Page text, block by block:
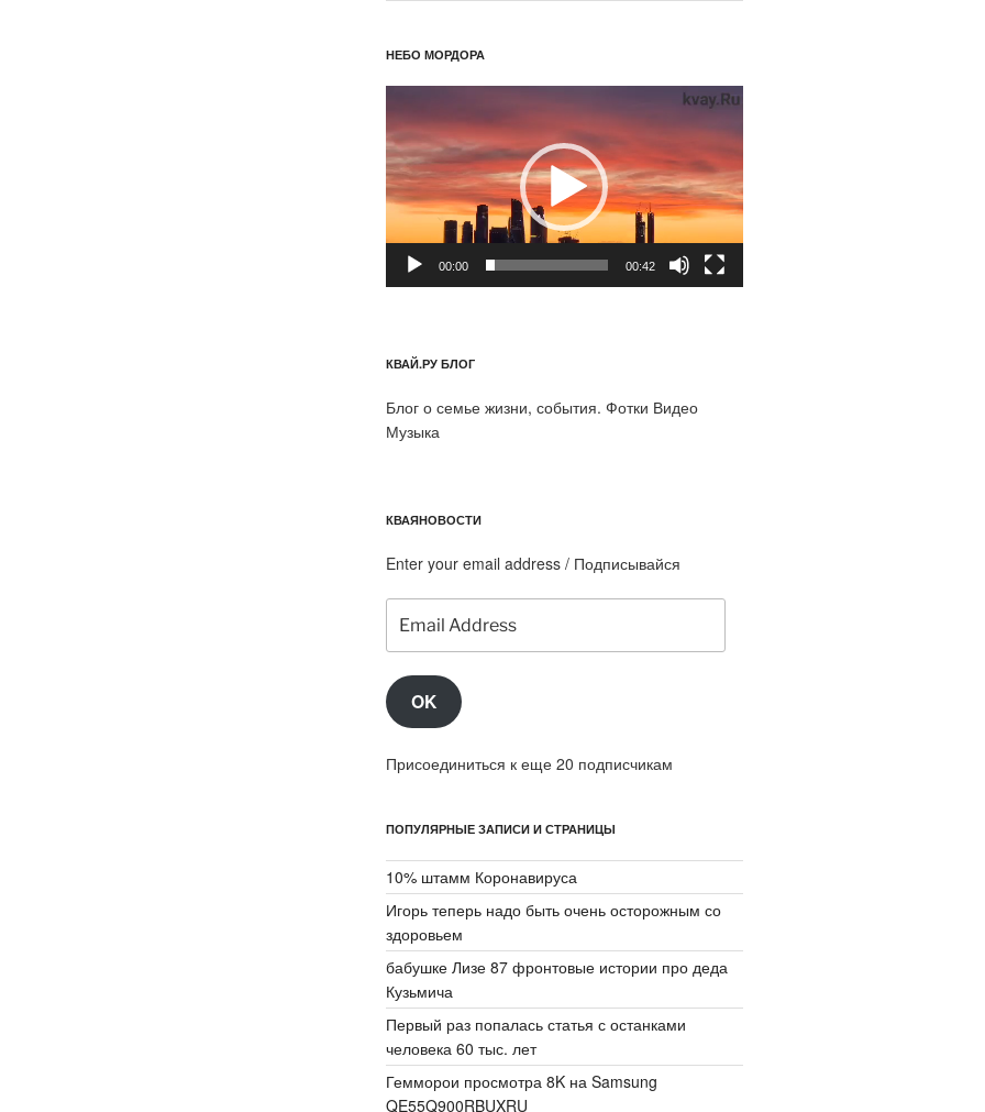
НЕБО МОРДОРА
00:00 00:42
КВАЙ.РУ БЛОГ
Блог о семье жизни, события. Фотки Видео
Музыка
КВАЯНОВОСТИ
Enter your email address / Подписывайся
Address
OK
Присоединиться к еще 20 подписчикам
ПОПУЛЯРНЫЕ ЗАПИСИ И СТРАНИЦЫ
10% штамм Коронавируса
Игорь теперь надо быть очень осторожным со
здоровьем
бабушке Лизе 87 фронтовые истории про деда
Кузьмича
Первый раз попалась статья с останками
человека 60 тыс. лет
Гемморои просмотра 8K на Samsung
QE55Q900RBUXRU